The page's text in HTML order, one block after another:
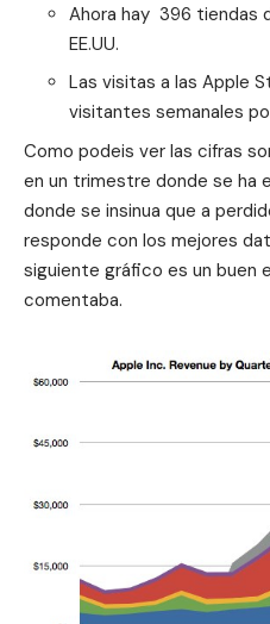
Ahora hay 396 tiendas
EE.UU.
Las visitas a las Apple
visitantes semanales
Como podeis ver las cifras
en un trimestre donde se ha
donde se insinua que a
responde con los mejores
siguiente gráfico es un buen
comentaba.